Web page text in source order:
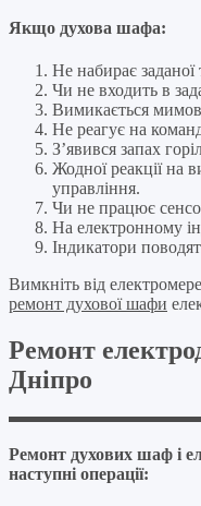
Якщо духова шафа:
Не набирає заданої
Чи не входить в
Вимикається
Не реагує на
З’явився запах
Жодної реакції на
управління.
Чи не працює
На електронному
Індикатори
Вимкніть від
ремонт духової шафи
Ремонт
Дніпро
Ремонт духових шаф і
наступні операції: